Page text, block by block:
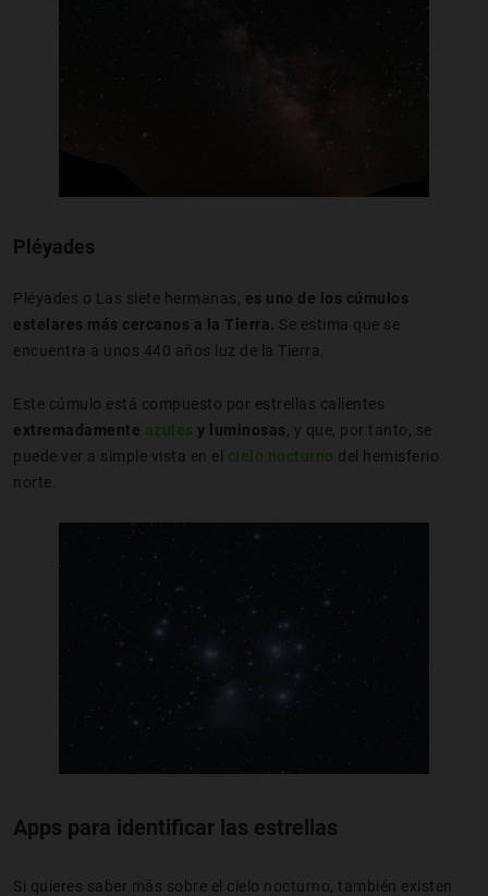
Pléyades
Pléyades o Las siete hermanas, es uno de los cúmulos
estelares más cercanos a la Tierra. Se estima que se
encuentra a unos 440 años luz de la Tierra.
Este cúmulo está compuesto por estrellas calientes
extremadamente azules y luminosas, y que, por tanto, se
puede ver a simple vista en el cielo nocturno del hemisferio
norte.
Apps para identificar las estrellas
Si quieres saber más sobre el cielo nocturno, también existen